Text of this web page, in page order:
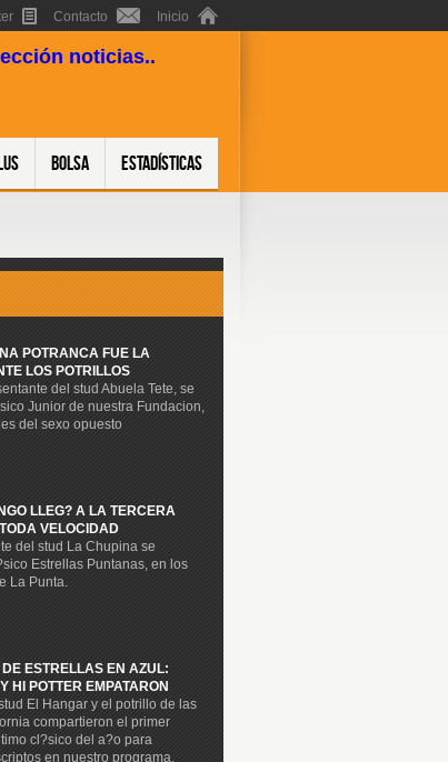
Contacto Inicio
noticias..
Bolsa Estadísticas
POTRANCA FUE LA
LOS POTRILLOS
del stud Abuela Tete, se
Junior de nuestra Fundacion,
del sexo opuesto
LLEG? A LA TERCERA
VELOCIDAD
del stud La Chupina se
Estrellas Puntanas, en los
La Punta.
ESTRELLAS EN AZUL:
HI POTTER EMPATARON
El Hangar y el potrillo de las
compartieron el primer
cl?sico del a?o para
en nuestro programa.